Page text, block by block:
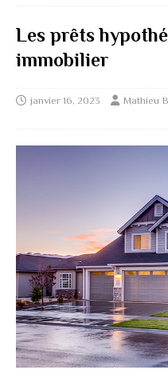
Les prêts
immobilier
janvier 16, 2023 Mathieu